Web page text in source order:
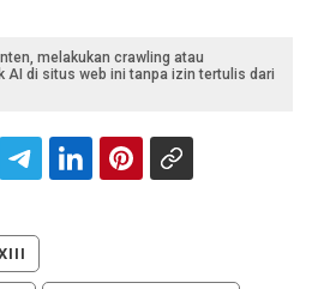
melakukan crawling atau
AI di situs web ini tanpa izin tertulis dari